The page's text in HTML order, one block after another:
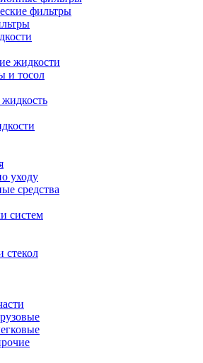
фильтры
жидкости
и тосол
уходу
средства
систем
стекол